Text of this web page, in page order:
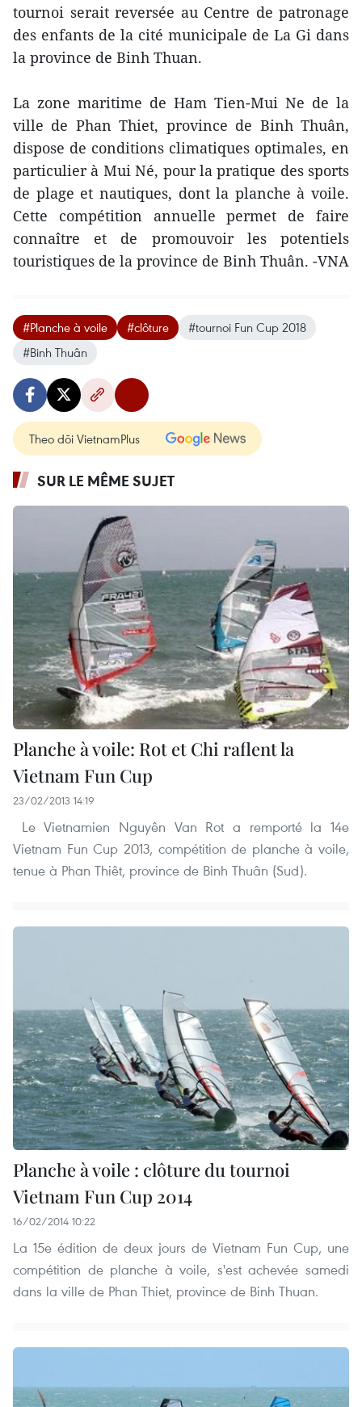
tournoi serait reversée au Centre de patronage
des enfants de la cité municipale de La Gi dans
la province de Binh Thuan.
La zone maritime de Ham Tien-Mui Ne de la
ville de Phan Thiet, province de Binh Thuân,
dispose de conditions climatiques optimales, en
particulier à Mui Né, pour la pratique des sports
de plage et nautiques, dont la planche à voile.
Cette compétition annuelle permet de faire
connaître et de promouvoir les potentiels
touristiques de la province de Binh Thuân. -VNA
#Planche à voile #clôture
#tournoi Fun Cup 2018
#Binh Thuân
Theo dõi VietnamPlus
SUR LE MÊME SUJET
Planche à voile: Rot et Chi raflent la
Vietnam Fun Cup
23/02/2013 14:19
Le Vietnamien Nguyên Van Rot a remporté la 14e
Vietnam Fun Cup 2013, compétition de planche à voile,
tenue à Phan Thiêt, province de Binh Thuân (Sud).
Planche à voile : clôture du tournoi
Vietnam Fun Cup 2014
16/02/2014 10:22
La 15e édition de deux jours de Vietnam Fun Cup, une
compétition de planche à voile, s'est achevée samedi
dans la ville de Phan Thiet, province de Binh Thuan.